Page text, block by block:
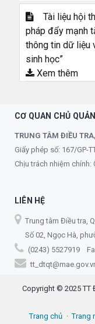
Tài liệu hội
pháp đẩy mạnh
thông tin dữ liệu
sinh học”
Xem thêm
CƠ QUAN CHỦ QUẢN
TRUNG TÂM ĐIỀU
Giấy phép số: 167/GP-
Chịu trách nhiệm chính:
LIÊN HỆ
Trung tâm Điều tra,
Số 02, Ngọc Hà,
(0243) 5527919
Copyright © 2025 TT
Trang chủ Trang